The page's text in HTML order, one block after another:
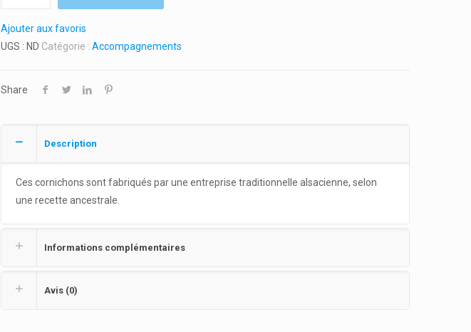
Ajouter aux favoris
UGS : ND Catégorie : Accompagnements
Share
Description
Ces cornichons sont fabriqués par une entreprise traditionnelle alsacienne, selon
une recette ancestrale.
Informations complémentaires
Avis (0)